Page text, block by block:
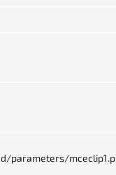
parameters/